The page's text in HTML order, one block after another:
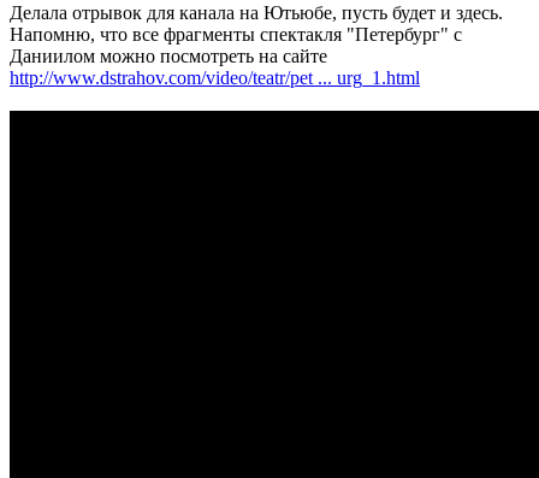
Делала отрывок для канала на Ютьюбе, пусть будет и здесь.
Напомню, что все фрагменты спектакля "Петербург" с
Даниилом можно посмотреть на сайте
http://www.dstrahov.com/video/teatr/pet ... urg_1.html